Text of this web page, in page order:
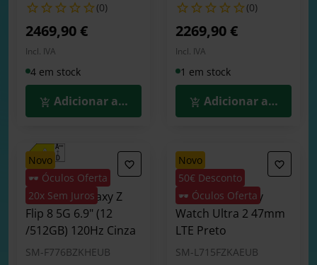
(0)
2469,90 €
Incl. IVA
4 em stock
Adicionar ao Carrinho
(0)
2269,90 €
Incl. IVA
1 em stock
Adicionar ao
novo
🕶️ Óculos Oferta
20x Sem Juros
Smartphone
Samsung Galaxy Z
Flip 8 5G 6.9" (12
/512GB) 120Hz Cinza
SM-F776BZKHEUB
novo
50€ Desconto
🕶️ Óculos Oferta
Smartwatch
Samsung Galaxy
Watch Ultra 2 47mm
LTE Preto
SM-L715FZKAEUB